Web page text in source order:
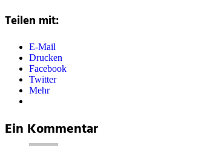
Teilen mit:
E-Mail
Drucken
Facebook
Twitter
Mehr
Ein Kommentar